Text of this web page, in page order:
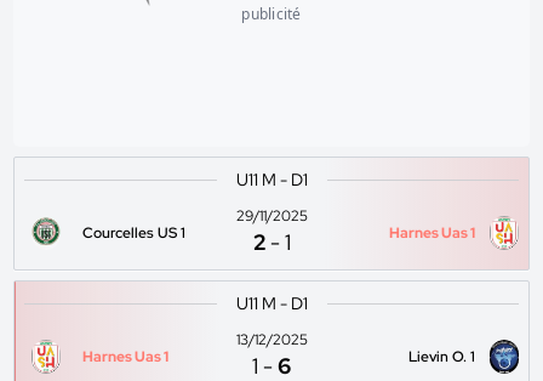
publicité
U11 M - D1
Courcelles US 1
29/11/2025
2 -1 Harnes Uas 1
U11 M - D1
Harnes Uas 1
13/12/2025
1 -6 Lievin O. 1